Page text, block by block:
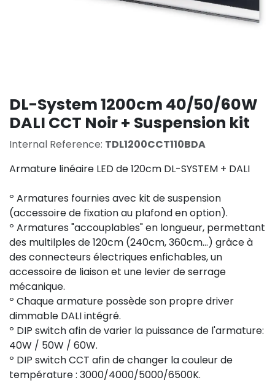
DL-System 1200cm 40/50/60W
DALI CCT Noir + Suspension kit
Internal Reference: TDL1200CCT110BDA
Armature linéaire LED de 120cm DL-SYSTEM + DALI
º Armatures fournies avec kit de suspension
(accessoire de fixation au plafond en option).
º Armatures "accouplables" en longueur, permettant
des multilples de 120cm (240cm, 360cm...) grâce à
des connecteurs électriques enfichables, un
accessoire de liaison et une levier de serrage
mécanique.
º Chaque armature possède son propre driver
dimmable DALI intégré.
º DIP switch afin de varier la puissance de l'armature:
40W / 50W / 60W.
º DIP switch CCT afin de changer la couleur de
température : 3000/4000/5000/6500K.